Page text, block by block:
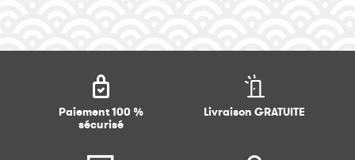
Paiement 100 %
sécurisé
Livraison GRATUITE